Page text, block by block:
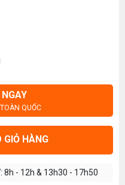
QUỐC
GIỎ HÀNG
8h - 12h & 13h30 - 17h50